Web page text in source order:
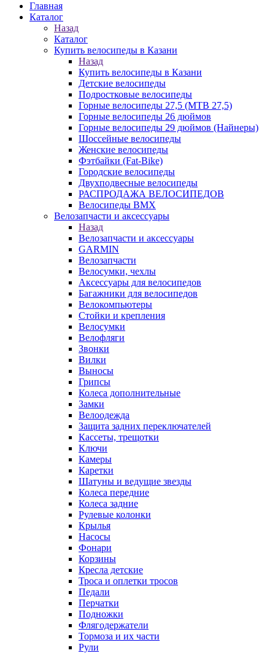
Главная
Каталог
Назад
Каталог
Купить велосипеды в Казани
Назад
Купить велосипеды в Казани
Детские велосипеды
Подростковые велосипеды
Горные велосипеды 27,5 (MTB 27,5)
Горные велосипеды 26 дюймов
Горные велосипеды 29 дюймов (Найнеры)
Шоссейные велосипеды
Женские велосипеды
Фэтбайки (Fat-Bike)
Городские велосипеды
Двухподвесные велосипеды
РАСПРОДАЖА ВЕЛОСИПЕДОВ
Велосипеды BMX
Велозапчасти и аксессуары
Назад
Велозапчасти и аксессуары
GARMIN
Велозапчасти
Велосумки, чехлы
Аксессуары для велосипедов
Багажники для велосипедов
Велокомпьютеры
Стойки и крепления
Велосумки
Велофляги
Звонки
Вилки
Выносы
Грипсы
Колеса дополнительные
Замки
Велоодежда
Защита задних переключателей
Кассеты, трещотки
Ключи
Камеры
Каретки
Шатуны и ведущие звезды
Колеса передние
Колеса задние
Рулевые колонки
Крылья
Насосы
Фонари
Корзины
Кресла детские
Троса и оплетки тросов
Педали
Перчатки
Подножки
Флягодержатели
Тормоза и их части
Рули